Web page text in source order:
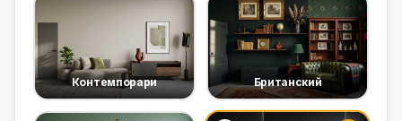
Контемпорари Британский